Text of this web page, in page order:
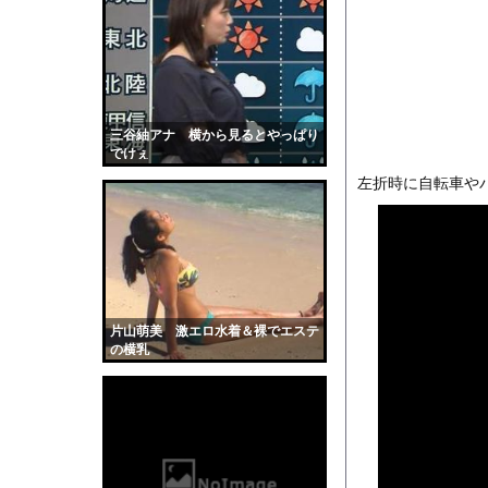
三谷紬アナ 横から見るとやっぱり
でけぇ
片山萌美 激エロ水着＆裸でエステ
の横乳
海面水温が平年より
左折時に自転車や